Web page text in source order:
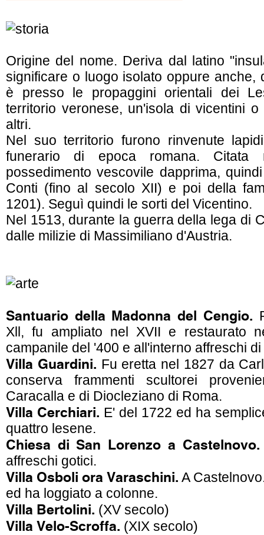
Origine del nome. Deriva dal latino
significare o luogo isolato oppure anche,
è presso le propaggini orientali dei
territorio veronese, un'isola di vicentini
altri.
Nel suo territorio furono rinvenute
funerario di epoca romana.
possedimento vescovile dapprima,
Conti (fino al secolo XII) e poi della
1201). Seguì quindi le sorti del Vicentino.
Nel 1513, durante la guerra della lega di
dalle milizie di Massimiliano d'Austria.
Santuario della Madonna del Cengio.
Xll, fu ampliato nel XVII e restaurato
campanile del '400 e all'interno affreschi
Villa Guardini. Fu eretta nel 1827 da
conserva frammenti scultorei
Caracalla e di Diocleziano di Roma.
Villa Cerchiari. E' del 1722 ed ha
quattro lesene.
Chiesa di San Lorenzo a Castelnovo.
affreschi gotici.
Villa Osboli ora Varaschini. A
ed ha loggiato a colonne.
Villa Bertolini. (XV secolo)
Villa Velo-Scroffa. (XIX secolo)